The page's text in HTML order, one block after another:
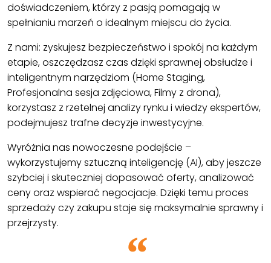
doświadczeniem, którzy z pasją pomagają w
spełnianiu marzeń o idealnym miejscu do życia.
Z nami: zyskujesz bezpieczeństwo i spokój na każdym
etapie, oszczędzasz czas dzięki sprawnej obsłudze i
inteligentnym narzędziom (Home Staging,
Profesjonalna sesja zdjęciowa, Filmy z drona),
korzystasz z rzetelnej analizy rynku i wiedzy ekspertów,
podejmujesz trafne decyzje inwestycyjne.
Wyróżnia nas nowoczesne podejście –
wykorzystujemy sztuczną inteligencję (AI), aby jeszcze
szybciej i skuteczniej dopasować oferty, analizować
ceny oraz wspierać negocjacje. Dzięki temu proces
sprzedaży czy zakupu staje się maksymalnie sprawny i
przejrzysty.